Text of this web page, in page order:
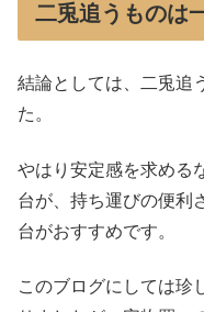
二兎追うものは
結論としては、二兎追
た。
やはり安定感を求める
台が、持ち運びの便利
台がおすすめです。
このブログにしては珍